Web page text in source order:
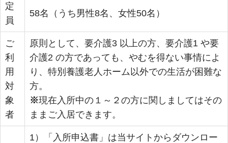
定
員
58名（うち男性8名、女性50名）
ご
利
用
対
象
者
原則として、要介護3 以上の方、要介護1 や要
介護2 の方であっても、やむを得ない事情によ
り、特別養護老人ホーム以外での生活が困難な
方。
※現在入所中の１～２の方に関しましてはその
ままご入居できます。
1）「入所申込書」は当サイトからダウンロー